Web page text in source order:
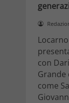
con
Grande
come